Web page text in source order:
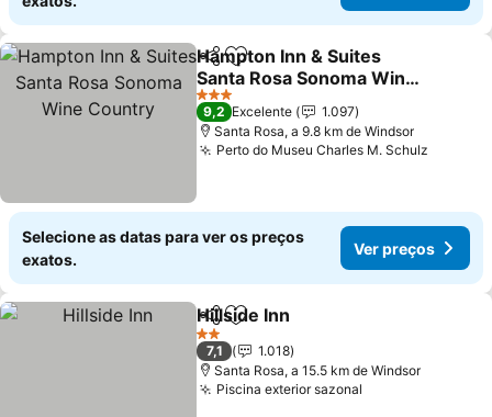
PartilharAdicionar aos favoritos
Hampton Inn & Suites
Santa Rosa Sonoma Wine
Country
Ver preços
3 Estrelas
9,2 Excelente
1.097
Santa Rosa, a 9.8 km de Windsor
Perto do Museu Charles M. Schulz
Selecione as datas para ver os preços
exatos.
Ver preços
PartilharAdicionar aos favoritos
Hillside Inn
2 Estrelas
7,1
1.018
Santa Rosa, a 15.5 km de Windsor
Piscina exterior sazonal